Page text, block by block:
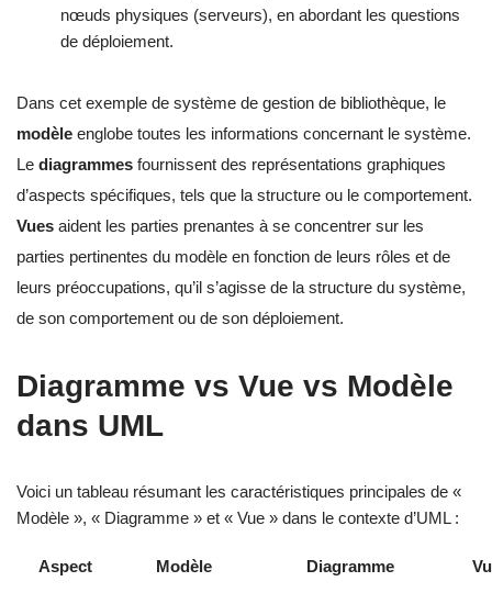
nœuds physiques (serveurs), en abordant les questions
de déploiement.
Dans cet exemple de système de gestion de bibliothèque, le
modèle englobe toutes les informations concernant le système.
Le diagrammes fournissent des représentations graphiques
d’aspects spécifiques, tels que la structure ou le comportement.
Vues aident les parties prenantes à se concentrer sur les
parties pertinentes du modèle en fonction de leurs rôles et de
leurs préoccupations, qu’il s’agisse de la structure du système,
de son comportement ou de son déploiement.
Diagramme vs Vue vs Modèle
dans UML
Voici un tableau résumant les caractéristiques principales de «
Modèle », « Diagramme » et « Vue » dans le contexte d’UML :
Aspect Modèle Diagramme